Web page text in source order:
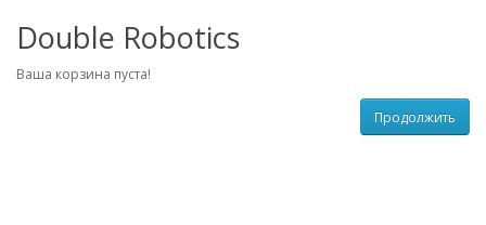
Double Robotics
Ваша корзина пуста!
Продолжить